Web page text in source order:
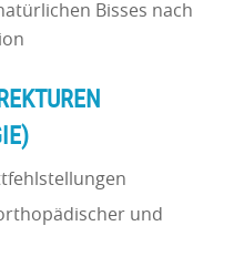
Bisses nach
und